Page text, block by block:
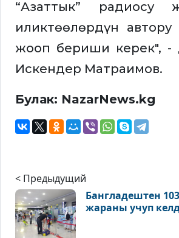
“Азаттык” радиосу
иликтөөлөрдүн автору
жооп бериши керек", -
Искендер Матраимов.
Булак: NazarNews.kg
< Предыдущий
Бангладештен
жараны учуп